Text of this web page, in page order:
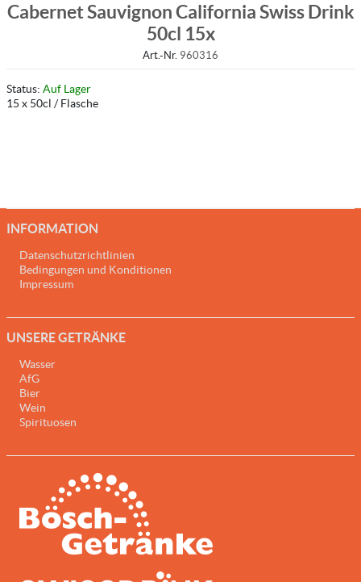
Cabernet Sauvignon California Swiss Drink
50cl 15x
Art.-Nr. 960316
Status: Auf Lager
15 x 50cl / Flasche
INFORMATION
Datenschutzrichtlinien
Bedingungen und Konditionen
Impressum
UNSERE GETRÄNKE
Wasser
AfG
Bier
Wein
Spirituosen